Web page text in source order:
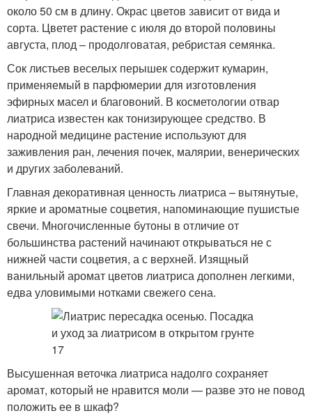
около 50 см в длину. Окрас цветов зависит от вида и
сорта. Цветет растение с июля до второй половины
августа, плод – продолговатая, ребристая семянка.
Сок листьев веселых перышек содержит кумарин,
применяемый в парфюмерии для изготовления
эфирных масел и благовоний. В косметологии отвар
лиатриса известен как тонизирующее средство. В
народной медицине растение используют для
заживления ран, лечения почек, малярии, венерических
и других заболеваний.
Главная декоративная ценность лиатриса – вытянутые,
яркие и ароматные соцветия, напоминающие пушистые
свечи. Многочисленные бутоны в отличие от
большинства растений начинают открываться не с
нижней части соцветия, а с верхней. Изящный
ванильный аромат цветов лиатриса дополнен легкими,
едва уловимыми нотками свежего сена.
Высушенная веточка лиатриса надолго сохраняет
аромат, который не нравится моли — разве это не повод
положить ее в шкаф?